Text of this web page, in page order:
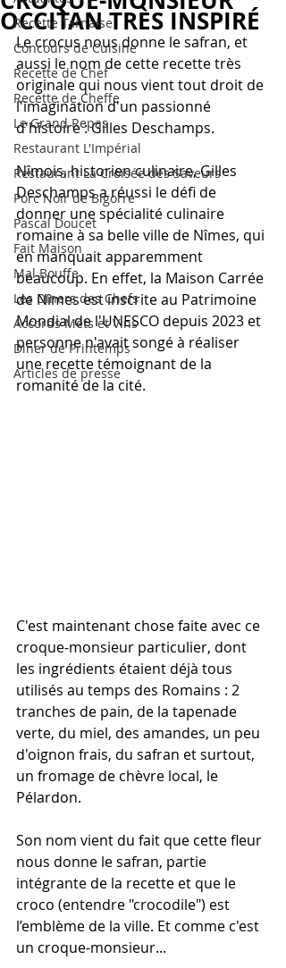
Recette Tarnaise
Concours de Cuisine
Recette de Chef
Recette de Cheffe
Le Grand Repas
Restaurant L'Impérial
Restaurant La Croisée des Saveurs
Porc Noir de Bigorre
Pascal Doucet
Fait Maison
Mal Bouffe
Les Diners des Chefs
Accords Mets et Vins
Diner de Printemps
Articles de presse
OCCITAN TRÈS INSPIRÉ
Le crocus nous donne le safran, et
aussi le nom de cette recette très
originale qui nous vient tout droit de
l'imagination d'un passionné
d'histoire : Gilles Deschamps.
Nîmois, historien culinaire, Gilles
Deschamps a réussi le défi de
donner une spécialité culinaire
romaine à sa belle ville de Nîmes, qui
en manquait apparemment
beaucoup. En effet, la Maison Carrée
de Nîmes est inscrite au Patrimoine
Mondial de l'UNESCO depuis 2023 et
personne n'avait songé à réaliser
une recette témoignant de la
romanité de la cité.
C'est maintenant chose faite avec ce
croque-monsieur particulier, dont
les ingrédients étaient déjà tous
utilisés au temps des Romains : 2
tranches de pain, de la tapenade
verte, du miel, des amandes, un peu
d'oignon frais, du safran et surtout,
un fromage de chèvre local, le
Pélardon.
Son nom vient du fait que cette fleur
nous donne le safran, partie
intégrante de la recette et que le
croco (entendre "crocodile") est
l’emblème de la ville. Et comme c'est
un croque-monsieur...